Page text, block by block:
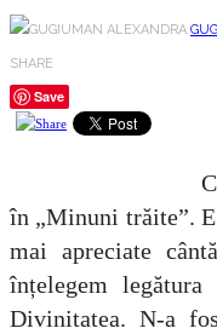
SHARE
Save
Corina
în „Minuni trăite”.
mai apreciate
înțelegem
Divinitatea. N-a